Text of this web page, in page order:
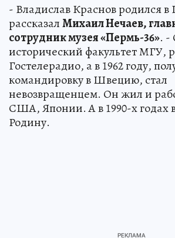
- Владислав Краснов родился
рассказалМихаил Нечаев,
сотрудник музея «Пермь-36». -
исторический факультет МГУ,
Гостелерадио, а в 1962 году,
командировку в Швецию, стал
невозвращенцем. Он жил и
США, Японии. А в 1990-х годах
Родину.